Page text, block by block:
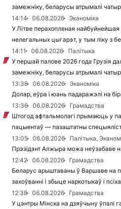
замежніку, беларусы атрымалі
14:14
06.08.2026
Эканоміка
У Літве перахопленая
нелегальных цыгарэт, у тым ліку з
14:11
06.08.2026
Палітыка
У першай палове 2026 года Грузія
замежніку, беларусы атрымалі
13:38
06.08.2026
Эканоміка
Долар, еўра і юань падаражэлі на
13:36
06.08.2026
Грамадства
Штогод афтальмолагі прымаюць у
пацыентаў — пазаштатны
13:05
06.08.2026
Палітыка,
Прэзідэнт Алжыра можа неўзабаве
12:42
06.08.2026
Грамадства
Беларус арыштаваны ў Варшаве на
захоўванні і збыце наркотыкаў і
12:38
06.08.2026
Грамадства
У цэнтры Мінска на дзяўчыну ўпалі